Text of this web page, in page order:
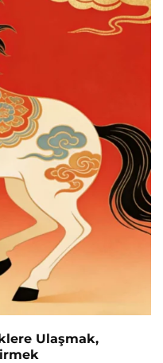
Ulaşmak,